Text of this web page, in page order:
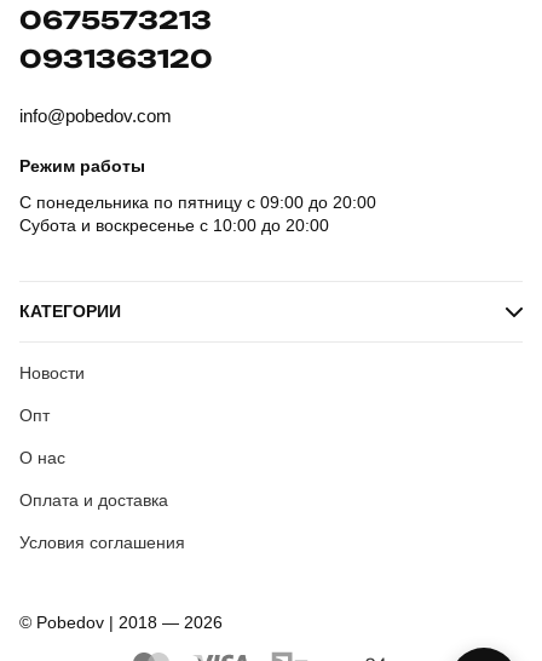
0675573213
0931363120
info@pobedov.com
Режим работы
С понедельника по пятницу с 09:00 до 20:00
Субота и воскресенье с 10:00 до 20:00
КАТЕГОРИИ
Новости
Опт
О нас
Оплата и доставка
Условия соглашения
© Pobedov | 2018 — 2026